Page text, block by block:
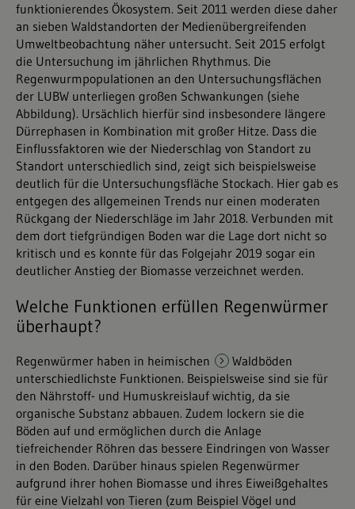
funktionierendes Ökosystem. Seit 2011 werden diese daher
an sieben Waldstandorten der Medienübergreifenden
Umweltbeobachtung näher untersucht. Seit 2015 erfolgt
die Untersuchung im jährlichen Rhythmus. Die
Regenwurmpopulationen an den Untersuchungsflächen
der LUBW unterliegen großen Schwankungen (siehe
Abbildung). Ursächlich hierfür sind insbesondere längere
Dürrephasen in Kombination mit großer Hitze. Dass die
Einflussfaktoren wie der Niederschlag von Standort zu
Standort unterschiedlich sind, zeigt sich beispielsweise
deutlich für die Untersuchungsfläche Stockach. Hier gab es
entgegen des allgemeinen Trends nur einen moderaten
Rückgang der Niederschläge im Jahr 2018. Verbunden mit
dem dort tiefgründigen Boden war die Lage dort nicht so
kritisch und es konnte für das Folgejahr 2019 sogar ein
deutlicher Anstieg der Biomasse verzeichnet werden.
Welche Funktionen erfüllen Regenwürmer
überhaupt?
Regenwürmer haben in heimischen
Waldböden
unterschiedlichste Funktionen. Beispielsweise sind sie für
den Nährstoff- und Humuskreislauf wichtig, da sie
organische Substanz abbauen. Zudem lockern sie die
Böden auf und ermöglichen durch die Anlage
tiefreichender Röhren das bessere Eindringen von Wasser
in den Boden. Darüber hinaus spielen Regenwürmer
aufgrund ihrer hohen Biomasse und ihres Eiweißgehaltes
für eine Vielzahl von Tieren (zum Beispiel Vögel und